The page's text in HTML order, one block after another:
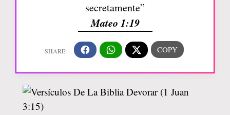
secretamente”
Mateo 1:19